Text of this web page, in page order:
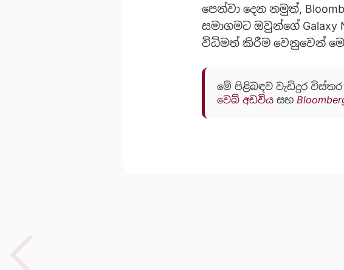
පෙන්වා දෙන නමුත්,
සමාගමට ඔවුන්ගේ
විධිමත් කිරීම වෙනුවෙන්
මේ පිළිබඳව වැඩිදුර විස්තර
වෙබ් අඩවිය සහ